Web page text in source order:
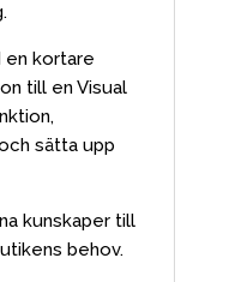
en kortare
till en Visual
sätta upp
kunskaper till
behov.